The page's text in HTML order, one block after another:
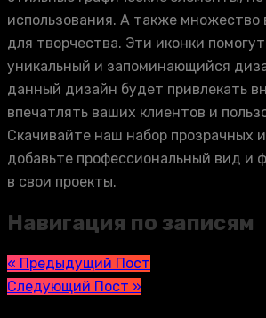
использования. А также
для творчества. Эти иконки
уникальный и запоминающийся
данный дизайн будет привлекать
впечатлять ваших клиентов и
Скачивайте наш набор прозрачных
добавьте профессиональный вид и
в свои проекты.
Навигация по записям
« Предыдущий Пост
Следующий Пост »